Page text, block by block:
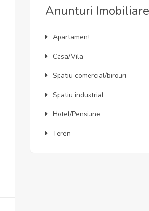
Anunturi Imobiliare
Apartament
Casa/Vila
Spatiu comercial/birouri
Spatiu industrial
Hotel/Pensiune
Teren